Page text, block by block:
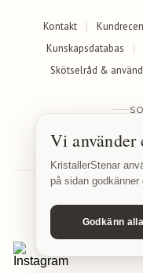
Kontakt
Kunskapsdatabas
Skötselråd &
Facebook
Vi använder
KristallerStenar
på sidan godkänner
Godkänn alla